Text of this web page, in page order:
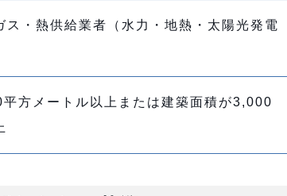
ス・熱供給業者（水力・地熱・太陽光発電
方メートル以上または建築面積が3,000